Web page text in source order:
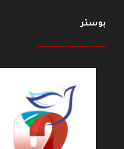
بوستر
--------------------